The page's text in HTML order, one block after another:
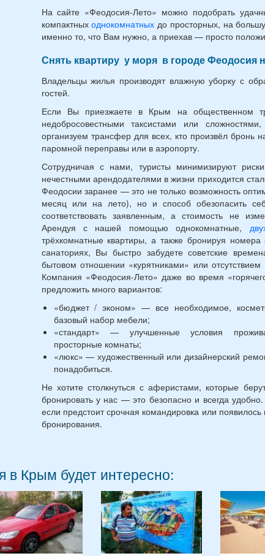
На сайте «Феодосия-Лето» можно подобрать
компактныходнокомнатных до просторных, на
именно то, что Вам нужно, а приехав — просто
Снять квартиру у моря в городе Феодосия
Владельцы жилья производят влажную уборку с
гостей.
Если Вы приезжаете в Крым на общественном
недобросовестными таксистами или
организуем трансфер для всех, кто произвёл бронь
паромной переправы или в аэропорту.
Сотрудничая с нами, туристы минимизируют
нечестными арендодателями в жизни приходится
Феодосии заранее — это не только возможность
месяц или на лето), но и способ обезопасить
соответствовать заявленным, а стоимость не
Арендуя с нашей помощью однокомнатные,
трёхкомнатные квартиры, а также бронируя номера
санаториях, Вы быстро забудете советские
бытовом отношении «курятниками» или
Компания «Феодосия-Лето» даже во время
предложить много вариантов:
«бюджет / эконом» — все необходимое,
базовый набор мебели;
«стандарт» — улучшенные условия
просторные комнаты;
«люкс» — художественный или дизайнерский
понадобиться.
Не хотите столкнуться с аферистами, которые
бронировать у нас — это безопасно и всегда
если предстоит срочная командировка или
бронирования.
в Крым будет интересно: